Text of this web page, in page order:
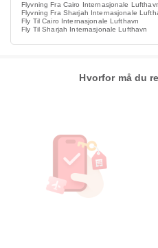
Flyvning Fra Cairo Internasjonale
Flyvning Fra Sharjah Internasjonale
Fly Til Cairo Internasjonale Lufthavn
Fly Til Sharjah Internasjonale Lufthavn
Hvorfor må du